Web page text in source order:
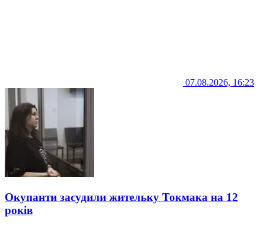
07.08.2026, 16:23
Окупанти засудили жительку Токмака на 12
років